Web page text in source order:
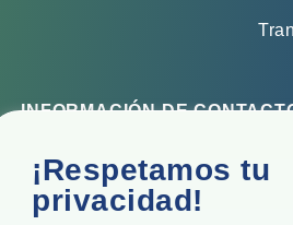
¡Respetamos tu
privacidad!
INFORMACIÓN DE
Oficina corporativa
Top Floor, Times Tower, Kamala
Marg, Lower Parel, Mumbai -